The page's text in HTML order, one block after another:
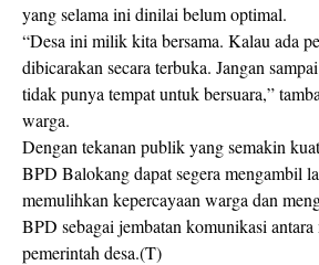
yang selama ini dinilai belum optimal.
“Desa ini milik kita bersama. Kalau ada
dibicarakan secara terbuka. Jangan
tidak punya tempat untuk bersuara,”
warga.
Dengan tekanan publik yang semakin
BPD Balokang dapat segera mengambil
memulihkan kepercayaan warga dan
BPD sebagai jembatan komunikasi antara
pemerintah desa.(T)